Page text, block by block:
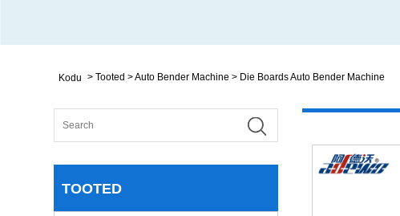
Kodu > Tooted >Auto Bender Machine > Die Boards Auto Bender Machine
TOOTED